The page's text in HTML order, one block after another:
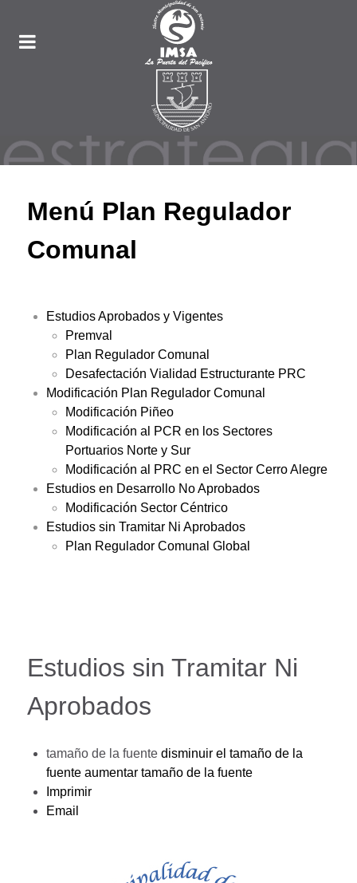
Menú Plan Regulador
Comunal
Estudios Aprobados y Vigentes
Premval
Plan Regulador Comunal
Desafectación Vialidad Estructurante PRC
Modificación Plan Regulador Comunal
Modificación Piñeo
Modificación al PCR en los Sectores
Portuarios Norte y Sur
Modificación al PRC en el Sector Cerro Alegre
Estudios en Desarrollo No Aprobados
Modificación Sector Céntrico
Estudios sin Tramitar Ni Aprobados
Plan Regulador Comunal Global
Estudios sin Tramitar Ni
Aprobados
tamaño de la fuente disminuir el tamaño de la
fuente aumentar tamaño de la fuente
Imprimir
Email